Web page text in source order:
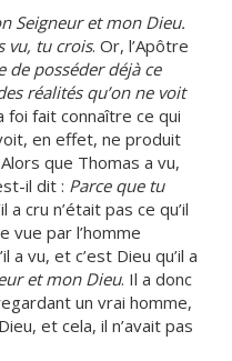
Seigneur et mon Dieu.
vu, tu crois. Or, l’Apôtre
de posséder déjà ce
réalités qu’on ne voit
foi fait connaître ce qui
en effet, ne produit
que Thomas a vu,
il dit : Parce que tu
a cru n’était pas ce qu’il
vue par l’homme
a vu, et c’est Dieu qu’il a
et mon Dieu. Il a donc
un vrai homme,
et cela, il n’avait pas